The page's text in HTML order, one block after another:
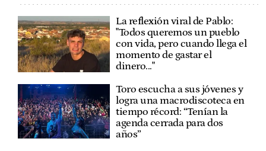
La reflexión viral de Pablo:
"Todos queremos un pueblo
con vida, pero cuando llega el
momento de gastar el
dinero..."
Toro escucha a sus jóvenes y
logra una macrodiscoteca en
tiempo récord: “Tenían la
agenda cerrada para dos
años”